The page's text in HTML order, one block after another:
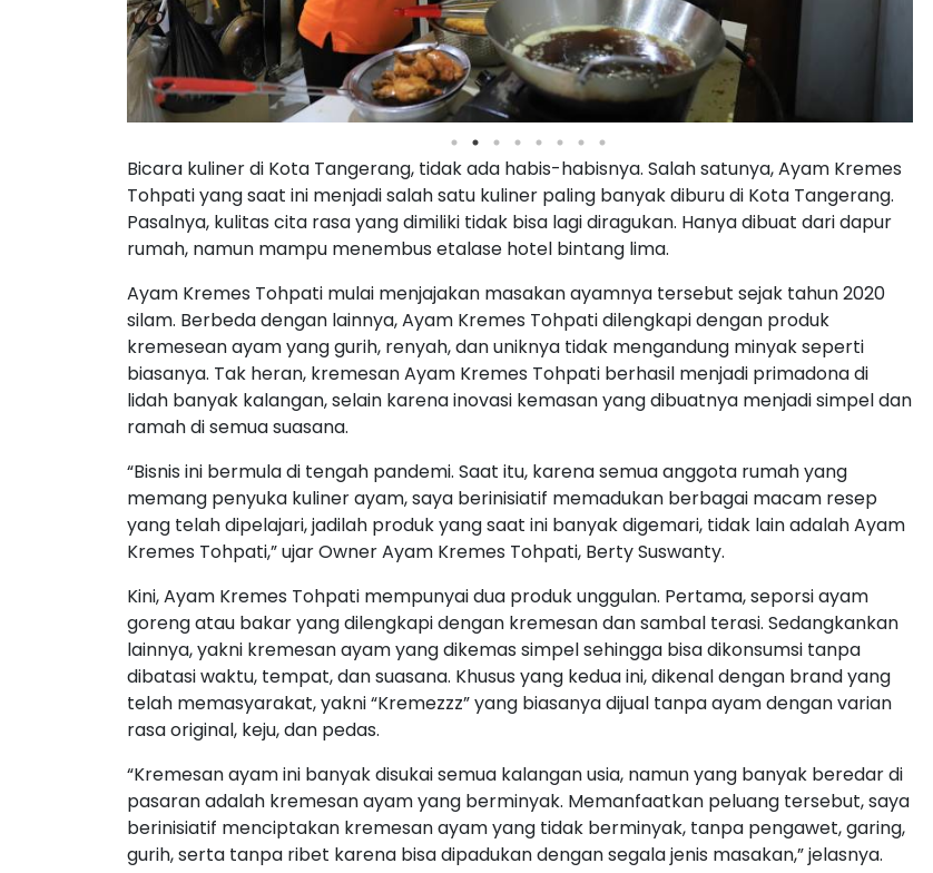
Bicara kuliner di Kota Tangerang, tidak ada habis-habisnya. Salah satunya, Ayam Kremes
Tohpati yang saat ini menjadi salah satu kuliner paling banyak diburu di Kota Tangerang.
Pasalnya, kulitas cita rasa yang dimiliki tidak bisa lagi diragukan. Hanya dibuat dari dapur
rumah, namun mampu menembus etalase hotel bintang lima.
Ayam Kremes Tohpati mulai menjajakan masakan ayamnya tersebut sejak tahun 2020
silam. Berbeda dengan lainnya, Ayam Kremes Tohpati dilengkapi dengan produk
kremesean ayam yang gurih, renyah, dan uniknya tidak mengandung minyak seperti
biasanya. Tak heran, kremesan Ayam Kremes Tohpati berhasil menjadi primadona di
lidah banyak kalangan, selain karena inovasi kemasan yang dibuatnya menjadi simpel dan
ramah di semua suasana.
“Bisnis ini bermula di tengah pandemi. Saat itu, karena semua anggota rumah yang
memang penyuka kuliner ayam, saya berinisiatif memadukan berbagai macam resep
yang telah dipelajari, jadilah produk yang saat ini banyak digemari, tidak lain adalah Ayam
Kremes Tohpati,” ujar Owner Ayam Kremes Tohpati, Berty Suswanty.
Kini, Ayam Kremes Tohpati mempunyai dua produk unggulan. Pertama, seporsi ayam
goreng atau bakar yang dilengkapi dengan kremesan dan sambal terasi. Sedangkankan
lainnya, yakni kremesan ayam yang dikemas simpel sehingga bisa dikonsumsi tanpa
dibatasi waktu, tempat, dan suasana. Khusus yang kedua ini, dikenal dengan brand yang
telah memasyarakat, yakni “Kremezzz” yang biasanya dijual tanpa ayam dengan varian
rasa original, keju, dan pedas.
“Kremesan ayam ini banyak disukai semua kalangan usia, namun yang banyak beredar di
pasaran adalah kremesan ayam yang berminyak. Memanfaatkan peluang tersebut, saya
berinisiatif menciptakan kremesan ayam yang tidak berminyak, tanpa pengawet, garing,
gurih, serta tanpa ribet karena bisa dipadukan dengan segala jenis masakan,” jelasnya.